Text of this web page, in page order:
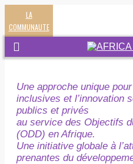
LA
COMMUNAUTE
Une approche unique
inclusives et l’innovation
publics et privés
au service des Objectifs
(ODD) en Afrique.
Une initiative globale à
prenantes du